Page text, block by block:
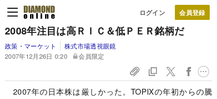
ログイン
2008年注目は高ＲＩＣ＆低ＰＥＲ銘柄だ
政策・マーケット
株式市場透視眼鏡
2007年12月26日 0:20
会員限定
2007年の日本株は厳しかった。TOPIXの年初からの騰